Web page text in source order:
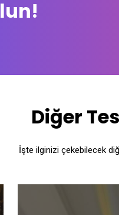
Diğer
İşte ilginizi çekebilecek